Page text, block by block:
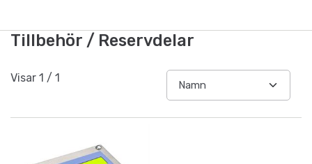
Tillbehör / Reservdelar
Visar 1 / 1